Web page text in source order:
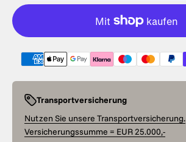
Transportversicherung
Nutzen Sie unsere Transportversicherung.
Versicherungssumme = EUR 25.000,-